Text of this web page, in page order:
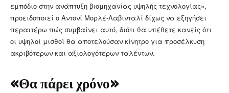
εμπόδιο στην ανάπτυξη βιομηχανίας υψηλής τεχνολογίας»,
προειδοποιεί ο Αντονί Μορλέ-Λαβινταλί δίχως να εξηγήσει
περαιτέρω πώς συμβαίνει αυτό, διότι θα υπέθετε κανείς ότι
οι υψηλοί μισθοί θα αποτελούσαν κίνητρο για προσέλκυση
ακριβότερων και αξιολογότερων ταλέντων.
«Θα πάρει χρόνο»